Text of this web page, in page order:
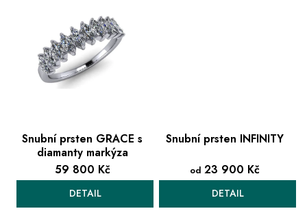
Snubní prsten GRACE s
diamanty markýza
59 800 Kč
DETAIL
Snubní prsten INFINITY
od 23 900 Kč
DETAIL